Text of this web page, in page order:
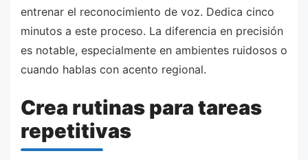
entrenar el reconocimiento de voz. Dedica cinco
minutos a este proceso. La diferencia en precisión
es notable, especialmente en ambientes ruidosos o
cuando hablas con acento regional.
Crea rutinas para tareas
repetitivas